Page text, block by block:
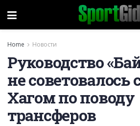
Home Новости
Руководство
не советовалось
Хагом по поводу
трансферов